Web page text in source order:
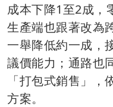
成本下降1至2成，
生產端也跟著改為
一舉降低約一成，
議價能力；通路也
「打包式銷售」
方案。